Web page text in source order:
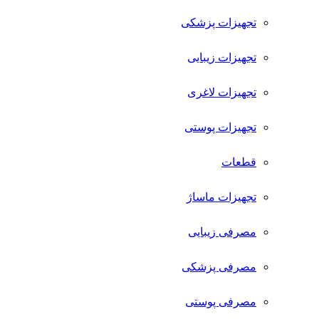
تجهیزات پزشکی
تجهیزات زیبایی
تجهیزات لاغری
تجهیزات پوستی
قطعات
تجهیزات ماساژ
مصرفی زیبایی
مصرفی پزشکی
مصرفی پوستی